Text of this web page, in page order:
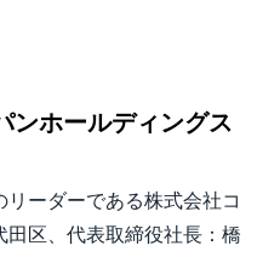
ンホールディングス
ーダーである株式会社コ
田区、代表取締役社長：橋